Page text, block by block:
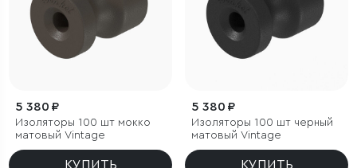
5 380 ₽
Изоляторы 100 шт мокко
матовый Vintage
КУПИТЬ
5 380 ₽
Изоляторы 100 шт черный
матовый Vintage
КУПИТЬ